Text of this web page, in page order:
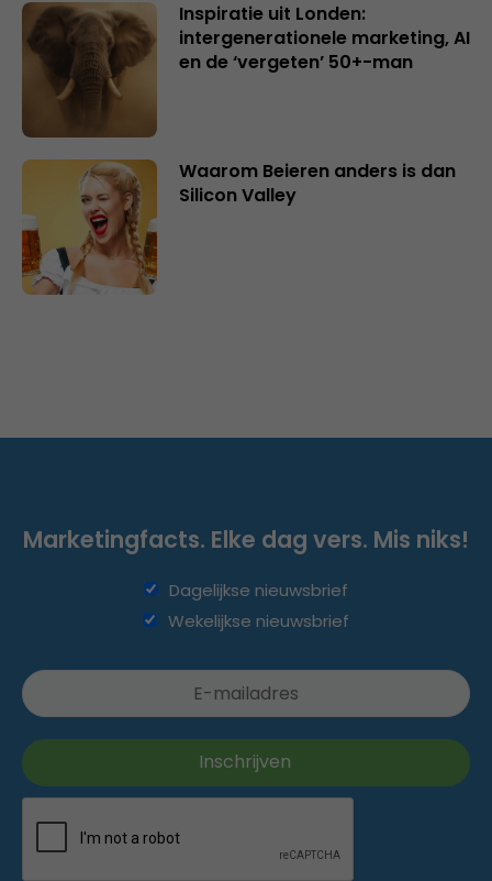
Inspiratie uit Londen:
intergenerationele marketing, AI
en de ‘vergeten’ 50+-man
Waarom Beieren anders is dan
Silicon Valley
Marketingfacts. Elke dag vers. Mis niks!
Dagelijkse nieuwsbrief
Wekelijkse nieuwsbrief